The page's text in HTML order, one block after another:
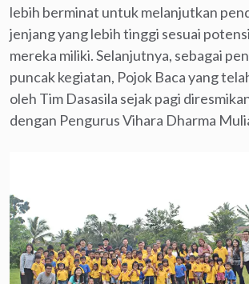
lebih berminat untuk melanjutkan
jenjang yang lebih tinggi sesuai
mereka miliki. Selanjutnya, sebagai
puncak kegiatan, Pojok Baca yang
oleh Tim Dasasila sejak pagi
dengan Pengurus Vihara Dharma